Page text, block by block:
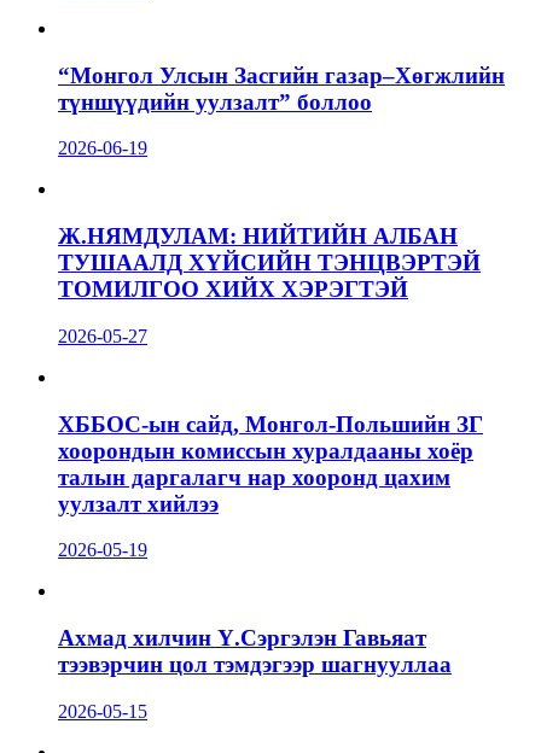
“Монгол Улсын Засгийн газар–Хөгжлийн
түншүүдийн уулзалт” боллоо
2026-06-19
Ж.НЯМДУЛАМ: НИЙТИЙН АЛБАН
ТУШААЛД ХҮЙСИЙН ТЭНЦВЭРТЭЙ
ТОМИЛГОО ХИЙХ ХЭРЭГТЭЙ
2026-05-27
ХББОС-ын сайд, Монгол-Польшийн ЗГ
хоорондын комиссын хуралдааны хоёр
талын даргалагч нар хооронд цахим
уулзалт хийлээ
2026-05-19
Ахмад хилчин Ү.Сэргэлэн Гавьяат
тээвэрчин цол тэмдэгээр шагнууллаа
2026-05-15